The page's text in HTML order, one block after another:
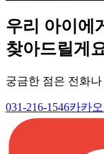
우리 아이에
찾아드릴게
궁금한 점은 전화
031-216-1546카카